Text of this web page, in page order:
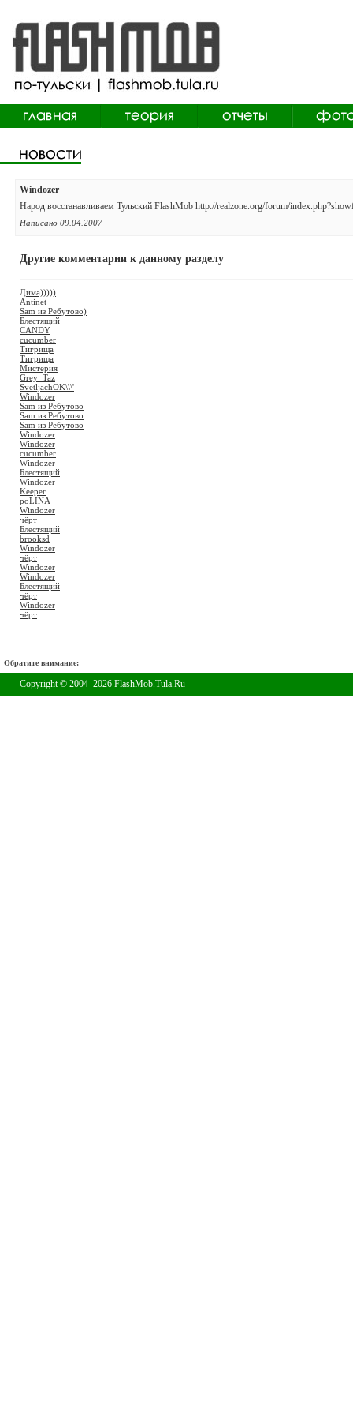
Windozer
Народ восстанавливаем Тульский FlashMob http://realzone.org/forum/
Написано 09.04.2007
Другие комментарии к данному разделу
Дима)))))
Antinet
Sam из Ребутово)
Блестящий
CANDY
cucumber
Тигрища
Тигрища
Мистерия
Grey_Taz
SvetljachOK\\\'
Windozer
Sam из Ребутово
Sam из Ребутово
Sam из Ребутово
Windozer
Windozer
cucumber
Windozer
Блестящий
Windozer
Keeper
poLINA
Windozer
чёрт
Блестящий
brooksd
Windozer
чёрт
Windozer
Windozer
Блестящий
чёрт
Windozer
чёрт
Обратите внимание:
Copyright © 2004–2026 FlashMob.Tula.Ru